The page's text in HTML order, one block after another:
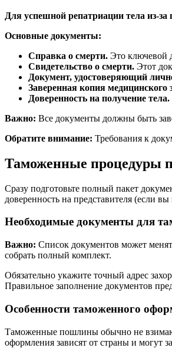
Для успешной репатриации тела из-
Основные документы:
Справка о смерти. Это ключевой
Свидетельство о смерти. Этот
Документ, удостоверяющий
Заверенная копия
Доверенность на получение тела.
Важно: Все документы должны быть
Обратите внимание: Требования к
Таможенные процедуры
Сразу подготовьте полный пакет
доверенность на представителя (если
Необходимые документы для
Важно: Список документов может
собрать полный комплект.
Обязательно укажите точный адрес
Правильное заполнение документов
Особенности таможенного
Таможенные пошлины обычно не
оформления зависят от страны и могут